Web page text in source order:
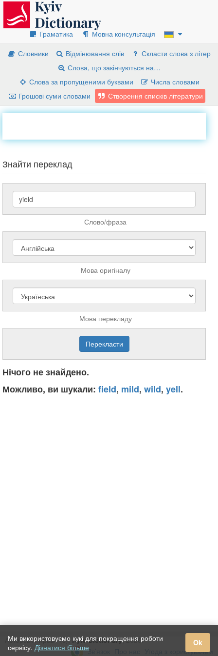
Граматика
Мовна консультація
Словники
Відмінювання слів
Скласти слова з літер
Слова, що закінчуються на…
Слова за пропущеними буквами
Числа словами
Грошові суми словами
Створення списків літератури
Знайти переклад
Слово/фраза
Мова оригіналу
Мова перекладу
Нічого не знайдено.
Можливо, ви шукали: field, mild, wild, yell.
Ми використовуємо кукі для покращення роботи
сервісу. Дізнатися більше Ok
Авторське право (c), Kyiv Dictionary, 2020.
Зв’язок
Угода з користувачем